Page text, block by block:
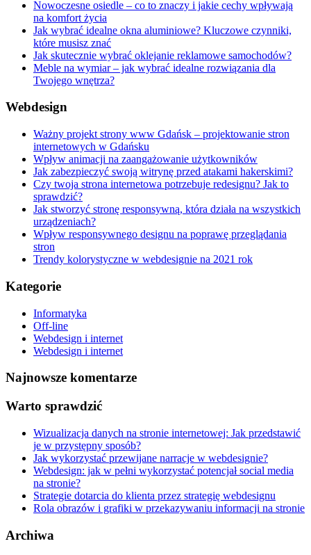
Nowoczesne osiedle – co to znaczy i jakie cechy wpływają
na komfort życia
Jak wybrać idealne okna aluminiowe? Kluczowe czynniki,
które musisz znać
Jak skutecznie wybrać oklejanie reklamowe samochodów?
Meble na wymiar – jak wybrać idealne rozwiązania dla
Twojego wnętrza?
Webdesign
Ważny projekt strony www Gdańsk – projektowanie stron
internetowych w Gdańsku
Wpływ animacji na zaangażowanie użytkowników
Jak zabezpieczyć swoją witrynę przed atakami hakerskimi?
Czy twoja strona internetowa potrzebuje redesignu? Jak to
sprawdzić?
Jak stworzyć stronę responsywną, która działa na wszystkich
urządzeniach?
Wpływ responsywnego designu na poprawę przeglądania
stron
Trendy kolorystyczne w webdesignie na 2021 rok
Kategorie
Informatyka
Off-line
Webdesign i internet
Webdesign i internet
Najnowsze komentarze
Warto sprawdzić
Wizualizacja danych na stronie internetowej: Jak przedstawić
je w przystępny sposób?
Jak wykorzystać przewijane narracje w webdesignie?
Webdesign: jak w pełni wykorzystać potencjał social media
na stronie?
Strategie dotarcia do klienta przez strategię webdesignu
Rola obrazów i grafiki w przekazywaniu informacji na stronie
Archiwa